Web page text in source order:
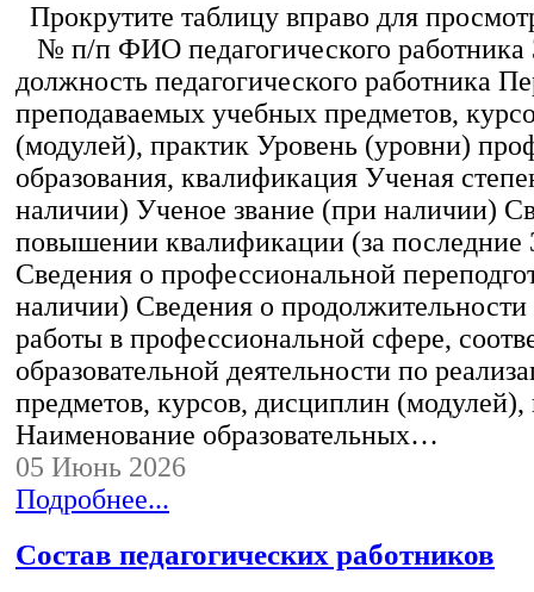
Прокрутите таблицу вправо для
№ п/п ФИО педагогического работника
должность педагогического работника
преподаваемых учебных предметов,
(модулей), практик Уровень (уровни)
образования, квалификация Ученая
наличии) Ученое звание (при наличии)
повышении квалификации (за последние
Сведения о профессиональной
наличии) Сведения о
работы в профессиональной сфере,
образовательной деятельности по
предметов, курсов, дисциплин (модулей),
Наименование образовательных…
05 Июнь 2026
Подробнее...
Состав педагогических работников